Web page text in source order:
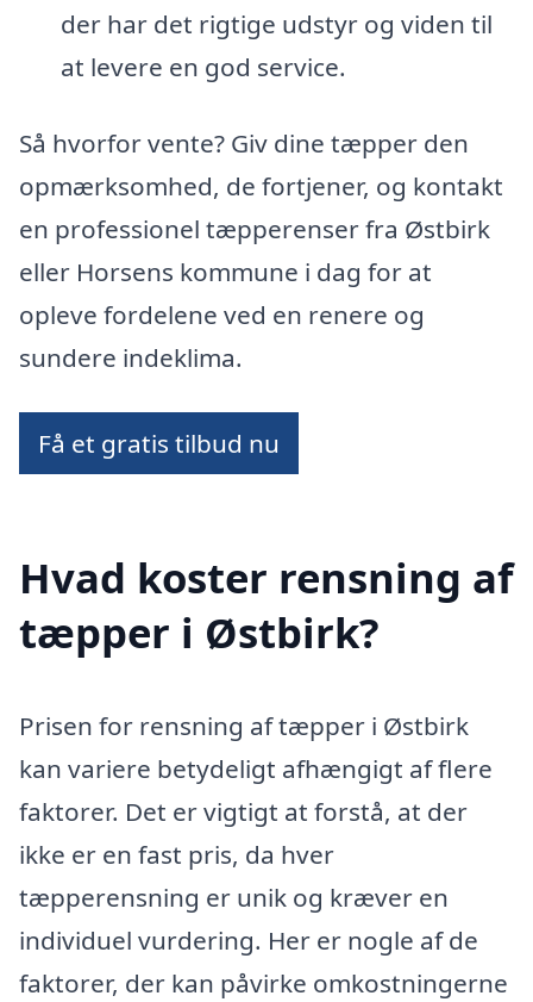
der har det rigtige udstyr og viden til
at levere en god service.
Så hvorfor vente? Giv dine tæpper den
opmærksomhed, de fortjener, og kontakt
en professionel tæpperenser fra Østbirk
eller Horsens kommune i dag for at
opleve fordelene ved en renere og
sundere indeklima.
Få et gratis tilbud nu
Hvad koster rensning af
tæpper i Østbirk?
Prisen for rensning af tæpper i Østbirk
kan variere betydeligt afhængigt af flere
faktorer. Det er vigtigt at forstå, at der
ikke er en fast pris, da hver
tæpperensning er unik og kræver en
individuel vurdering. Her er nogle af de
faktorer, der kan påvirke omkostningerne